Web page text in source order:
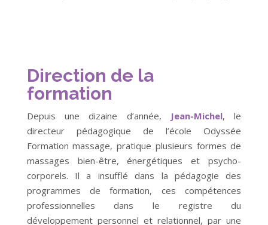
Direction de la
formation
Depuis une dizaine d’année, Jean-Michel, le
directeur pédagogique de l’école Odyssée
Formation massage, pratique plusieurs formes de
massages bien-être, énergétiques et psycho-
corporels. Il a insufflé dans la pédagogie des
programmes de formation, ces compétences
professionnelles dans le registre du
développement personnel et relationnel, par une